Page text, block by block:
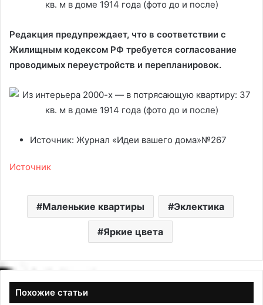
Редакция предупреждает, что в соответствии с
Жилищным кодексом РФ требуется согласование
проводимых переустройств и перепланировок.
Источник: Журнал «Идеи вашего дома»№267
Источник
Маленькие квартиры Эклектика
Яркие цвета
Похожие статьи